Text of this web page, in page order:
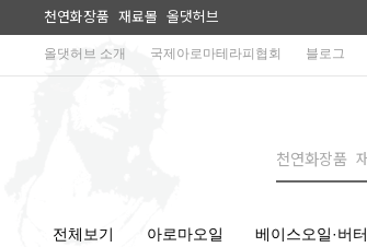
천연화장품 재료몰 올댓허브
올댓허브 소개 국제아로마테라피협회 블로그
전체보기 아로마오일 베이스오일·버터